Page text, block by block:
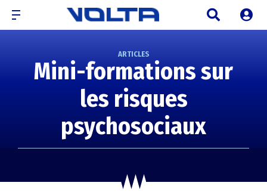
ARTICLES
Mini-formations sur
les risques
psychosociaux